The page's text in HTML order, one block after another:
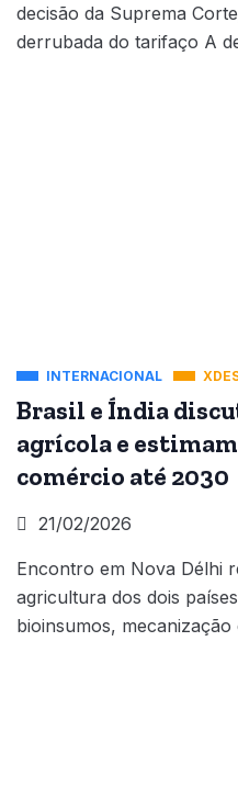
decisão da Suprema
derrubada do tarifaço A
INTERNACIONAL
Brasil e Índia
agrícola e
comércio até 2030
21/02/2026
Encontro em Nova Délhi
agricultura dos dois
bioinsumos,